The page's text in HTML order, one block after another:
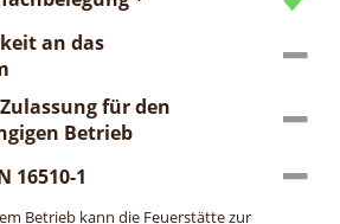
an das
für den
Betrieb
16510-1
Betrieb kann die Feuerstätte zur